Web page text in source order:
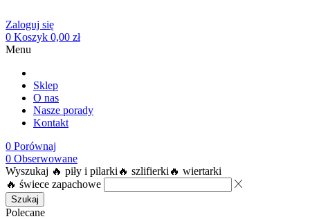
Zaloguj się
0 Koszyk 0,00 zł
Menu
Sklep
O nas
Nasze porady
Kontakt
0 Porównaj
0 Obserwowane
Wyszukaj 🔥 piły i pilarki 🔥 szlifierki 🔥 wiertarki
🔥 świece zapachowe
Szukaj
Polecane